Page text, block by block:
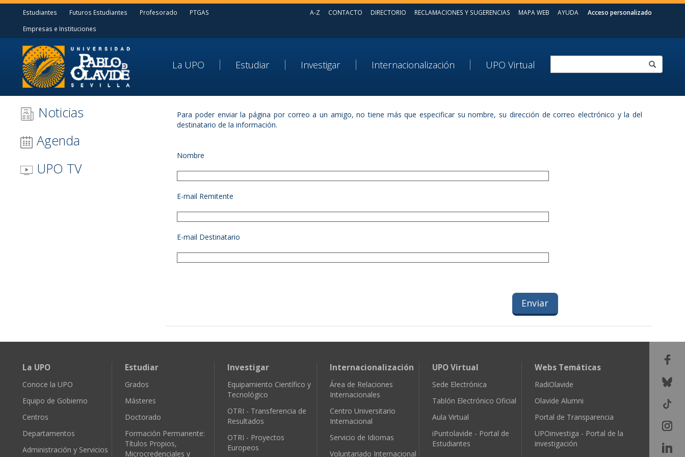
Estudiantes Futuros Estudiantes Profesorado
PTGAS
Empresas e Instituciones
Acceso personalizado
A-Z CONTACTO DIRECTORIO RECLAMACIONES Y SUGERENCIAS MAPA WEB AYUDA
La UPO Estudiar Investigar Internacionalización UPO Virtual
Noticias
Agenda
UPO TV
Para poder enviar la página por correo a un amigo, no tiene más que especificar su nombre, su dirección de correo electrónico y la del
destinatario de la información.
Nombre
E-mail Remitente
E-mail Destinatario
La UPO
Conoce la UPO
Equipo de Gobierno
Centros
Departamentos
Administración y Servicios
Estudiar
Grados
Másteres
Doctorado
Formación Permanente:
Títulos Propios,
Microcredenciales y
Investigar
Equipamiento Científico y
Tecnológico
OTRI - Transferencia de
Resultados
OTRI - Proyectos
Europeos
Internacionalización
Área de Relaciones
Internacionales
Centro Universitario
Internacional
Servicio de Idiomas
Voluntariado Internacional
UPO Virtual
Sede Electrónica
Tablón Electrónico Oficial
Aula Virtual
iPuntolavide - Portal de
Estudiantes
Webs Temáticas
RadiOlavide
Olavide Alumni
Portal de Transparencia
UPOinvestiga - Portal de la
investigación